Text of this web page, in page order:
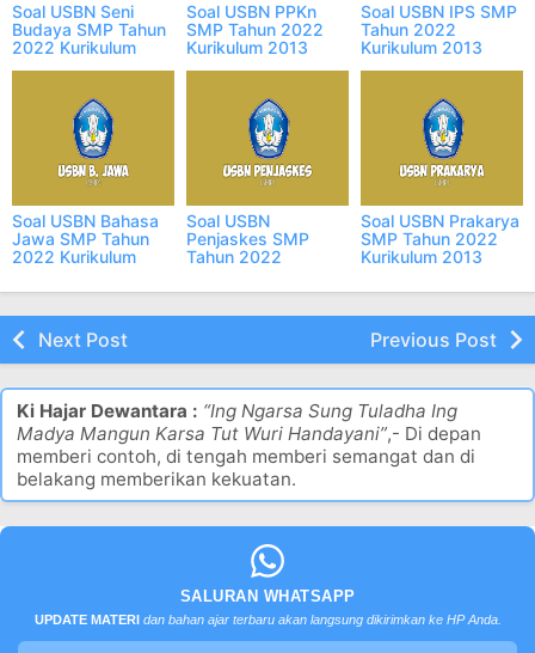
Soal USBN Seni
Budaya SMP Tahun
2022 Kurikulum
Soal USBN PPKn
SMP Tahun 2022
Kurikulum 2013
Soal USBN IPS SMP
Tahun 2022
Kurikulum 2013
Soal USBN Bahasa
Jawa SMP Tahun
2022 Kurikulum
Soal USBN
Penjaskes SMP
Tahun 2022
Revisi
Soal USBN Prakarya
SMP Tahun 2022
Kurikulum 2013
Next Post Previous Post
Ki Hajar Dewantara : “Ing Ngarsa Sung Tuladha Ing
Madya Mangun Karsa Tut Wuri Handayani”,- Di depan
memberi contoh, di tengah memberi semangat dan di
belakang memberikan kekuatan.
SALURAN WHATSAPP
UPDATE MATERI dan bahan ajar terbaru akan langsung dikirimkan ke HP Anda.